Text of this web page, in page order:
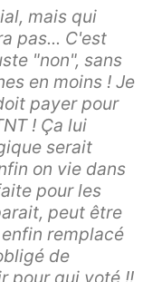
mais qui
pas... C'est
"non", sans
en moins ! Je
payer pour
! Ça lui
serait
on vie dans
pour les
peut être
remplacé
de